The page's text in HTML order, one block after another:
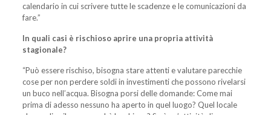
calendario in cui scrivere tutte le scadenze e le comunicazioni da
fare.”
In quali casi è rischioso aprire una propria attività
stagionale?
“Può essere rischiso, bisogna stare attenti e valutare parecchie
cose per non perdere soldi in investimenti che possono rivelarsi
un buco nell’acqua. Bisogna porsi delle domande: Come mai
prima di adesso nessuno ha aperto in quel luogo? Quel locale